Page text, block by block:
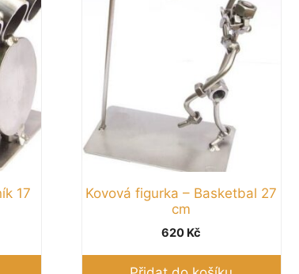
17
Kovová figurka – Basketbal 27
cm
620 Kč